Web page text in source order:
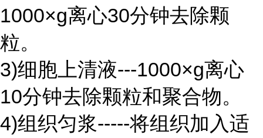
1000×g离心30分钟去除颗
粒。
3)细胞上清液---1000×g离心
10分钟去除颗粒和聚合物。
4)组织匀浆-----将组织加入适